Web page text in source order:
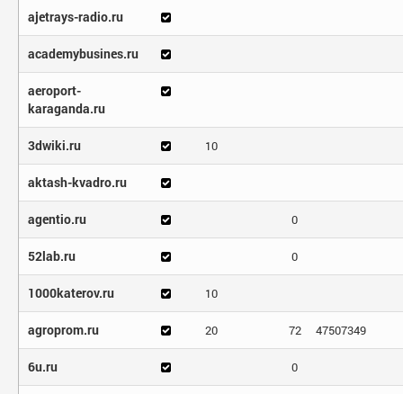
ajetrays-radio.ru
academybusines.ru
aeroport-
karaganda.ru
3dwiki.ru 10
aktash-kvadro.ru
agentio.ru 0
52lab.ru 0
1000katerov.ru 10
agroprom.ru 20 72 47507349
6u.ru 0